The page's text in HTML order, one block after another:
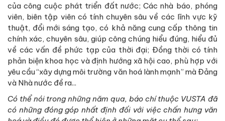
của công cuộc phát triển đất nước; Các nhà báo, phóng
viên, biên tập viên có tính chuyên sâu về các lĩnh vực kỹ
thuật, đổi mới sáng tạo, có khả năng cung cấp thông tin
chính xác, chuyên sâu, giúp công chúng hiểu đúng, hiểu đủ
về các vấn đề phức tạp của thời đại; Đồng thời có tính
phản biện khoa học và định hướng xã hội cao, phù hợp với
yêu cầu “xây dựng môi trường văn hoá lành mạnh” mà Đảng
và Nhà nước đề ra...
Có thể nói trong những năm qua, báo chí thuộc VUSTA đã
có những đóng góp nhất định đối với việc chấn hưng văn